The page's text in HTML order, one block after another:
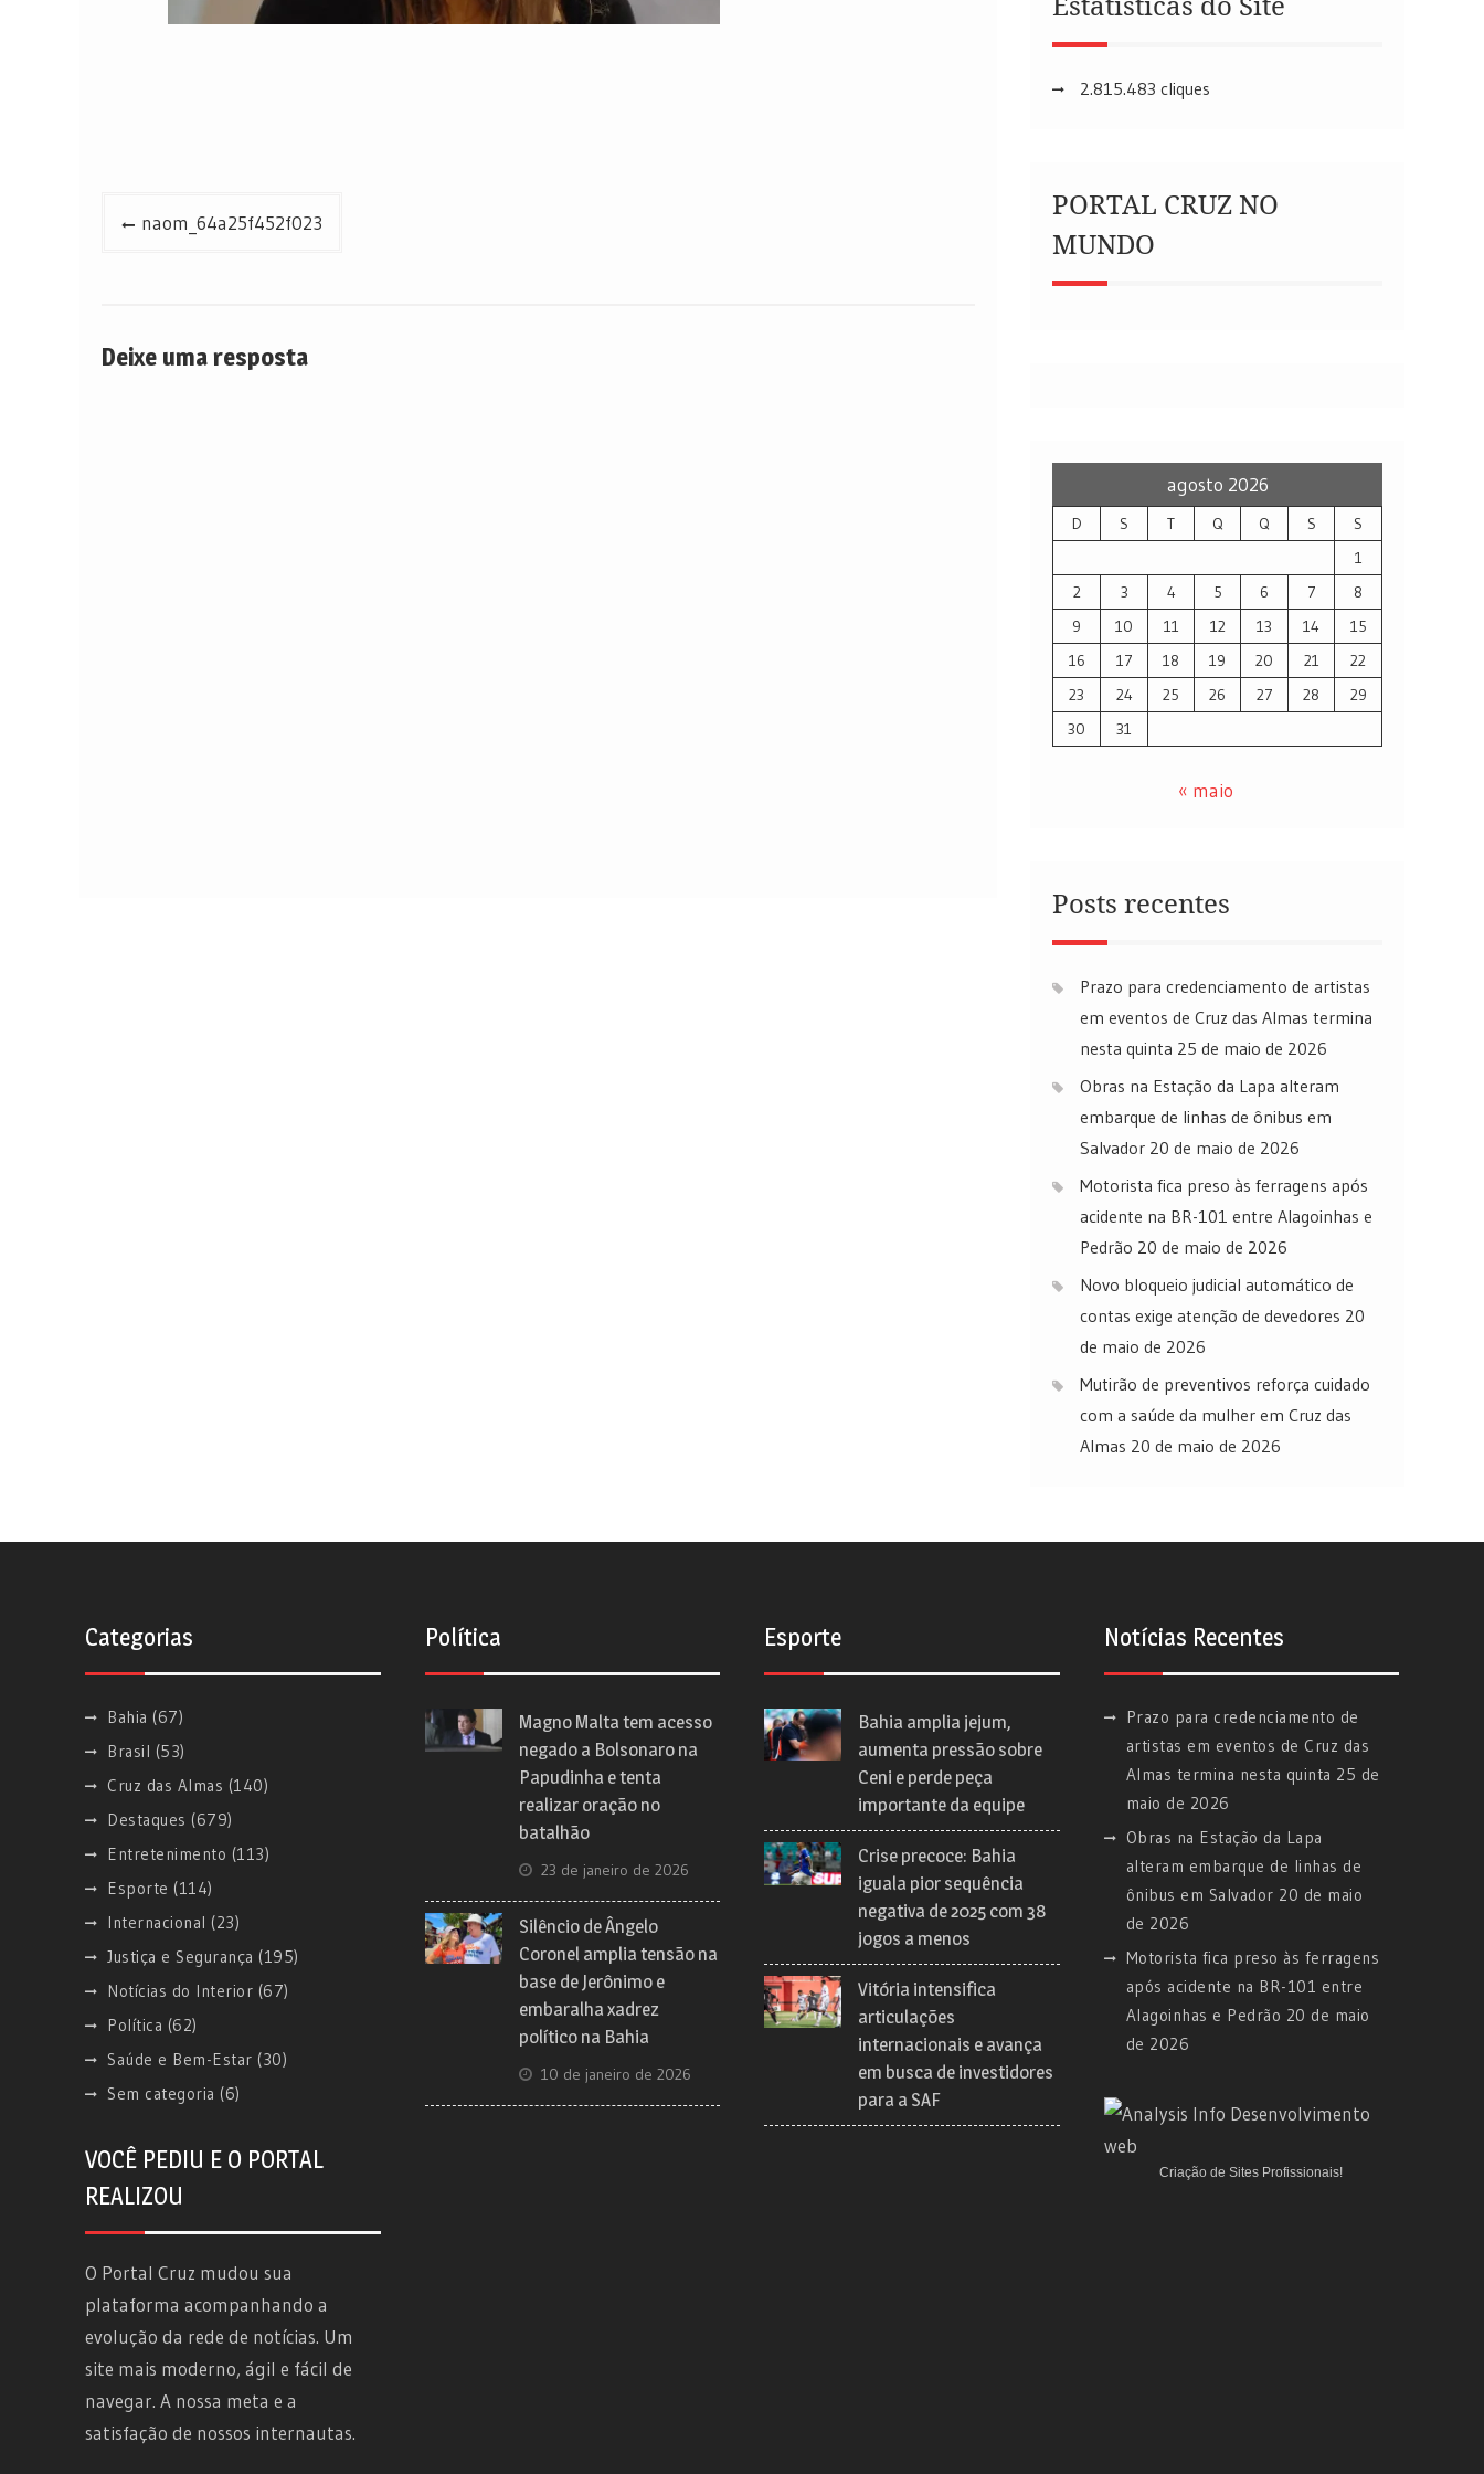
Navegação
naom_64a25f452f023
Deixe uma resposta
2.815.483 cliques
PORTAL CRUZ NO
MUNDO
agosto 2026
D S T Q Q S
S
1
2
3 4 5 6 7
8
9
10 11 12 13 14
15
16
17 18 19 20 21
22
23
24 25 26 27 28
29
30
31
« maio
Posts recentes
Prazo para credenciamento de artistas
em eventos de Cruz das Almas termina
nesta quinta 25 de maio de 2026
Obras na Estação da Lapa alteram
embarque de linhas de ônibus em
Salvador 20 de maio de 2026
Motorista fica preso às ferragens após
acidente na BR-101 entre Alagoinhas e
Pedrão 20 de maio de 2026
Novo bloqueio judicial automático de
contas exige atenção de devedores 20
de maio de 2026
Mutirão de preventivos reforça cuidado
com a saúde da mulher em Cruz das
Almas 20 de maio de 2026
Categorias
Bahia (67)
Brasil (53)
Cruz das Almas (140)
Destaques (679)
Entretenimento (113)
Esporte (114)
Internacional (23)
Justiça e Segurança (195)
Notícias do Interior (67)
Política (62)
Saúde e Bem-Estar (30)
Sem categoria (6)
VOCÊ PEDIU E O PORTAL
REALIZOU
O Portal Cruz mudou sua
plataforma acompanhando a
evolução da rede de notícias. Um
site mais moderno, ágil e fácil de
navegar. A nossa meta e a
satisfação de nossos internautas.
Política
Magno Malta tem acesso
negado a Bolsonaro na
Papudinha e tenta
realizar oração no
batalhão
23 de janeiro de 2026
Silêncio de Ângelo
Coronel amplia tensão na
base de Jerônimo e
embaralha xadrez
político na Bahia
10 de janeiro de 2026
Esporte
Bahia amplia jejum,
aumenta pressão sobre
Ceni e perde peça
importante da equipe
Crise precoce: Bahia
iguala pior sequência
negativa de 2025 com 38
jogos a menos
Vitória intensifica
articulações
internacionais e avança
em busca de investidores
para a SAF
Notícias Recentes
Prazo para credenciamento de
artistas em eventos de Cruz das
Almas termina nesta quinta 25 de
maio de 2026
Obras na Estação da Lapa
alteram embarque de linhas de
ônibus em Salvador 20 de maio
de 2026
Motorista fica preso às ferragens
após acidente na BR-101 entre
Alagoinhas e Pedrão 20 de maio
de 2026
Criação de Sites Profissionais!